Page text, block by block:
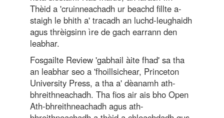
Thèid a 'cruinneachadh ur beachd fillte a-
staigh le bhith a' tracadh an luchd-leughaidh
agus thrèigsinn ìre de gach earrann den
leabhar.
Fosgailte Review 'gabhail àite fhad' sa tha
an leabhar seo a 'fhoillsichear, Princeton
University Press, a tha a' dèanamh ath-
bhreithneachadh. Tha fios air ais bho Open
Ath-bhreithneachadh agus ath-